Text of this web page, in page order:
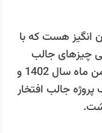
انگیز هست که با
چیزهای جالب
ببینید و یاد بگیرید. تایپو تقریبا از بهمن ماه سال 1402 و
جالب افتخار